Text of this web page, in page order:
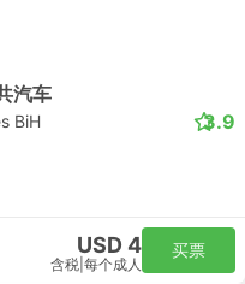
汽车
BiH 3.9
USD 4
含税 每个成人
买票